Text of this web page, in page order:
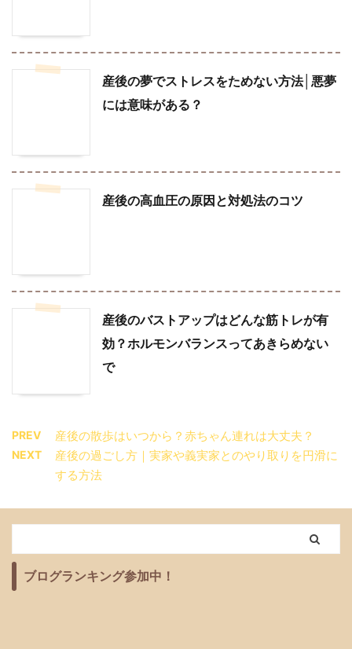
産後の夢でストレスをためない方法│悪夢
には意味がある？
産後の高血圧の原因と対処法のコツ
産後のバストアップはどんな筋トレが有
効？ホルモンバランスってあきらめない
で
PREV 産後の散歩はいつから？赤ちゃん連れは大丈夫？
NEXT
産後の過ごし方｜実家や義実家とのやり取りを円滑に
する方法
ブログランキング参加中！